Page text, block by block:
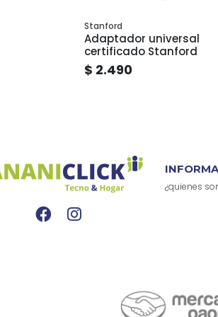
Stanford
Adaptador universal
certificado Stanford
$ 2.490
¿quienes